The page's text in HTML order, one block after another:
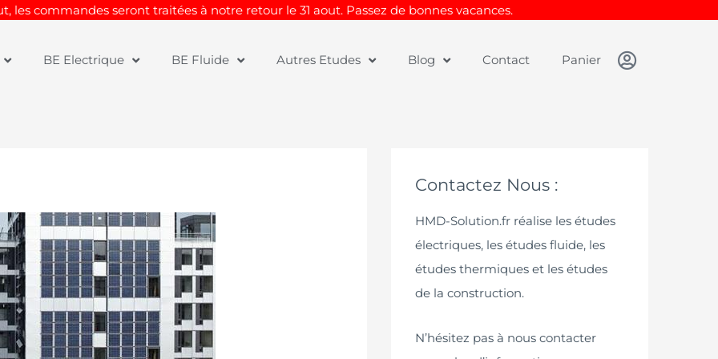
les commandes seront traitées à notre retour le 31 aout. Passez de bonnes vacances.
BE Electrique BE Fluide Autres Etudes Blog Contact Panier
Contactez Nous :
HMD-Solution.fr réalise les études
électriques, les études fluide, les
études thermiques et les études
de la construction.
N’hésitez pas à nous contacter